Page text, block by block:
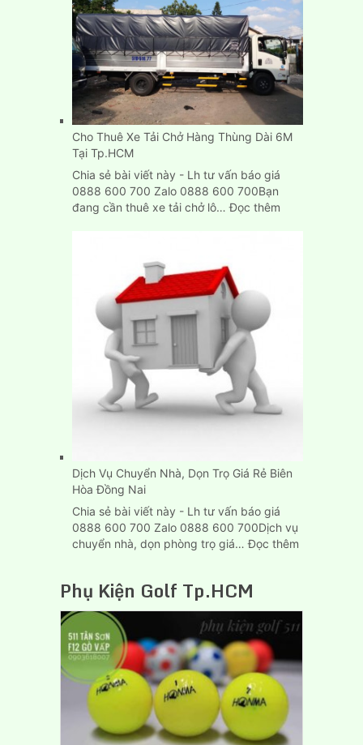
Xe
Tải
Chở
Hàng
Tp.HCM,
Bình
Dương,
Hòa
Cho Thuê Xe Tải Chở Hàng Thùng Dài 6M
Tại Tp.HCM
Chia sẻ bài viết này - Lh tư vấn báo giá
0888 600 700 Zalo 0888 600 700Bạn
đang cần thuê xe tải chở lô…Đọc thêm:
Dịch Vụ Chuyển Nhà, Dọn Trọ Giá Rẻ Biên
Hòa Đồng Nai
Chia sẻ bài viết này - Lh tư vấn báo giá
0888 600 700 Zalo 0888 600 700Dịch vụ
chuyển nhà, dọn phòng trọ giá…Đọc thêm:
Nhà,
Dọn
Rẻ
Phụ Kiện Golf Tp.HCM